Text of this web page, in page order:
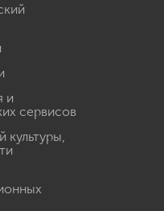
и
сервисов
культуры,